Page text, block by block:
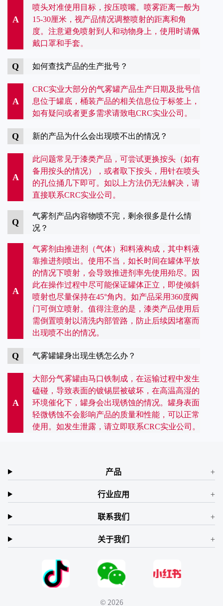
A
喷头对准使用目标，按压喷嘴。喷雾距离一般为
15-30厘米，视产品情况调整喷射的距离和角
度。注意避免喷射到人和动物身上，使用时请佩
戴口罩和手套。
Q 如何查找产品的生产批号？
A
CRC实业大部分的气雾罐产品生产日期及批号信
息位于罐底，桶装产品的相关信息位于标签上，
如有疑问或者更多需求请致电CRC实业公司。
Q 新的产品为什么会出现喷不出的情况？
A
此问题常见于漆类产品，可尝试更换按头（如有
备用按头的情况），或者取下按头，用针在喷头
的孔位捅几下即可。如以上方法仍无法解决，请
直接联系CRC实业公司。
Q
气雾剂产品内容物喷不完，剩余很多是什么情
况？
A
气雾剂由推进剂（气体）和料液构成，其中料液
靠推进剂喷出。使用不当，如长时间在罐体平放
的情况下喷射，会导致推进剂率先使用殆尽。因
此在操作过程中尽可能保证罐体正立，即使倾斜
喷射也尽量保持在45°角内。如产品采用360度阀
门可倒立喷射。值得注意的是，漆类产品使用后
需倒置喷射以清洗内部管路，防止后续因堵塞而
出现喷不出的情况。
Q 气雾罐罐身出现生锈怎么办？
A
大部分气雾罐由马口铁制成，在运输过程中发生
磕碰，导致表面的镀锡层被破坏，在高温高湿的
环境催化下，罐身会出现锈蚀的情况。罐身表面
轻微锈蚀不会影响产品的质量和性能，可以正常
使用。如发生泄露，请立即联系CRC实业公司。
产品
行业应用
联系我们
关于我们
© 2026